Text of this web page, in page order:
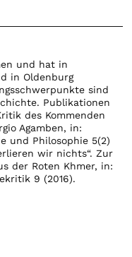
und hat in
in Oldenburg
sind
Publikationen
des Kommenden
Agamben, in:
und Philosophie 5(2)
wir nichts“. Zur
der Roten Khmer, in:
9 (2016).